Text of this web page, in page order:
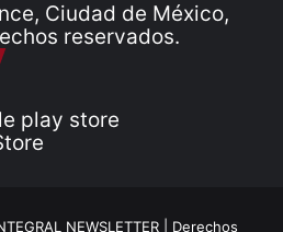
Ciudad de México,
reservados.
NEWSLETTER | Derechos